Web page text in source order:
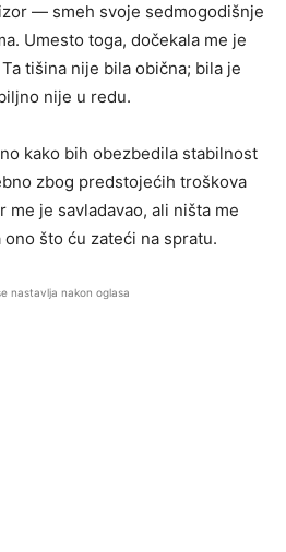
— smeh svoje sedmogodišnje
Umesto toga, dočekala me je
tišina nije bila obična; bila je
nije u redu.
kako bih obezbedila stabilnost
zbog predstojećih troškova
me je savladavao, ali ništa me
što ću zateći na spratu.
nastavlja nakon oglasa